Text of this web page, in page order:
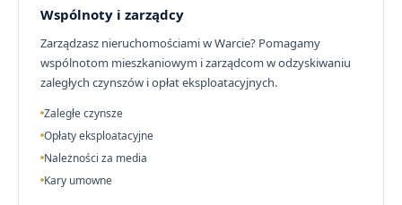
Wspólnoty i zarządcy
Zarządzasz nieruchomościami w Warcie? Pomagamy
wspólnotom mieszkaniowym i zarządcom w odzyskiwaniu
zaległych czynszów i opłat eksploatacyjnych.
Zaległe czynsze
Opłaty eksploatacyjne
Należności za media
Kary umowne